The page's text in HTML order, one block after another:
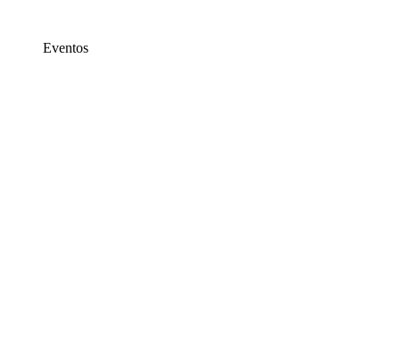
Eventos